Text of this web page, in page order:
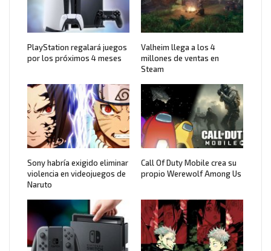
PlayStation regalará juegos
por los próximos 4 meses
Valheim llega a los 4
millones de ventas en
Steam
Sony habría exigido eliminar
violencia en videojuegos de
Naruto
Call Of Duty Mobile crea su
propio Werewolf Among Us